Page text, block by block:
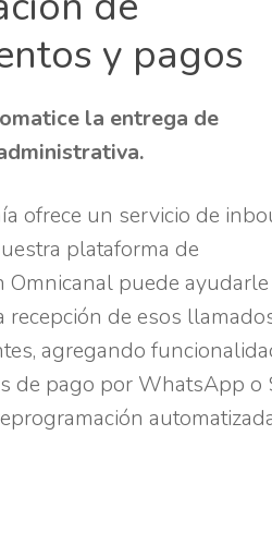
y pagos
la entrega de
ofrece un servicio de
plataforma de
Omnicanal puede ayudarle
recepción de esos
agregando
de pago por WhatsApp o